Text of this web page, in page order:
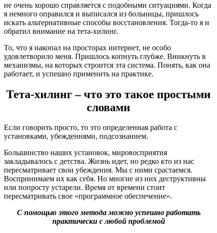
не очень хорошо справляется с подобными ситуациями. Когда
я немного оправился и выписался из больницы, пришлось
искать альтернативные способы восстановления. Тогда-то я и
обратил внимание на тета-хилинг.
То, что я накопал на просторах интернет, не особо
удовлетворило меня. Пришлось копнуть глубже. Вникнуть в
механизмы, на которых строится эта система. Понять, как она
работает, и успешно применить на практике.
Тета-хилинг – что это такое простыми
словами
Если говорить просто, то это определенная работа с
установками, убеждениями, подсознанием.
Большинство наших установок, мировосприятия
закладывалось с детства. Жизнь идет, но редко кто из нас
пересматривает свои убеждения. Мы с ними срастаемся.
Воспринимаем их как себя. Но многие из них деструктивны
или попросту устарели. Время от времени стоит
пересматривать свое «программное обеспечение».
С помощью этого метода можно успешно работать
практически с любой проблемой